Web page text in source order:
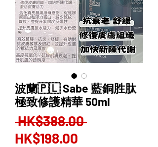
波蘭🇵🇱 Sabe 藍銅胜肽
極致修護精華 50ml
HK$388.00 Regular
HK$198.00